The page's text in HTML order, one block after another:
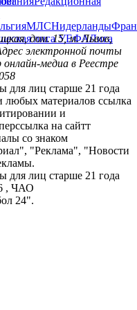
МЛСНидерланды
лига УЕФАЛига
дом. 15, м. Львов,
электронной почты
медиа в Реестре
для лиц старше 21 года
любых материалов ссылка
и
на сайтт
со знаком
"Реклама", "Новости
для лиц старше 21 года
, ЧАО
24".